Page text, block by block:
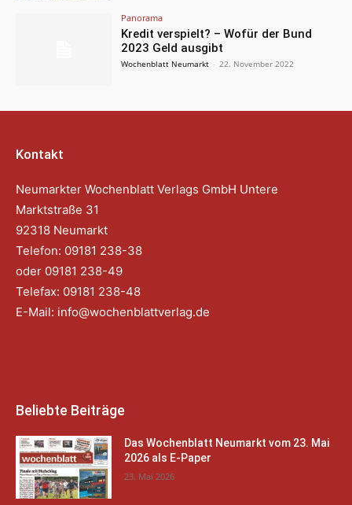
Panorama
Kredit verspielt? – Wofür der Bund
2023 Geld ausgibt
Wochenblatt Neumarkt - 22. November 2022
Kontakt
Neumarkter Wochenblatt Verlags GmbH Untere
Marktstraße 31
92318 Neumarkt
Telefon: 09181 238-38
oder 09181 238-49
Telefax: 09181 238-48
E-Mail: info@wochenblattverlag.de
Beliebte Beiträge
Das Wochenblatt Neumarkt vom 23. Mai
2026 als E-Paper
23. Mai 2026